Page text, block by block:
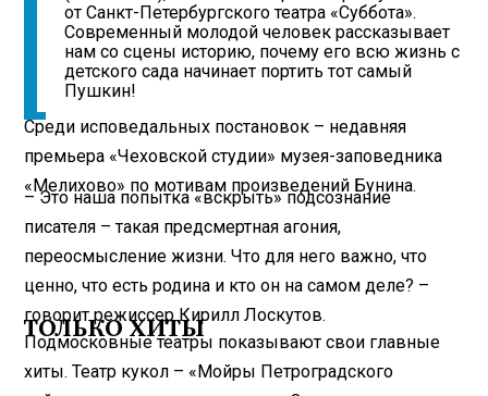
от Санкт-Петербургского театра «Суббота».
Современный молодой человек рассказывает
нам со сцены историю, почему его всю жизнь с
детского сада начинает портить тот самый
Пушкин!
Среди исповедальных постановок – недавняя
премьера «Чеховской студии» музея­-заповедника
«Мелихово» по мотивам произведений Бунина.
– Это наша попытка «вскрыть» подсознание
писателя – такая предсмертная агония,
переосмысление жизни. Что для него важно, что
ценно, что есть родина и кто он на самом деле? –
говорит режиссер Кирилл Лоскутов.
ТОЛЬКО ХИТЫ
Подмосковные театры показывают свои главные
хиты. Театр кукол – «Мойры Петроградского